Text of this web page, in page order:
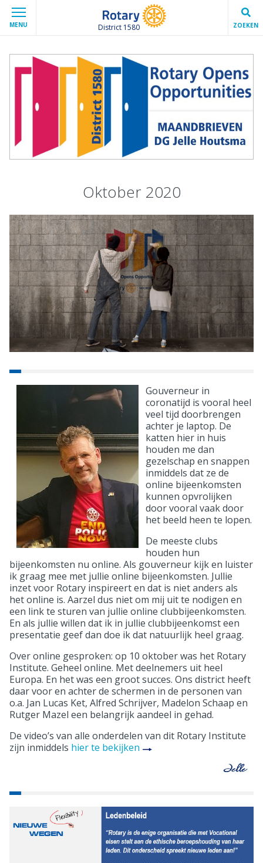
MENU District 1580 ZOEKEN
Oktober 2020
Gouverneur in
coronatijd is vooral heel
veel tijd doorbrengen
achter je laptop. De
katten hier in huis
houden me dan
gezelschap en snappen
inmiddels dat ze de
online bijeenkomsten
kunnen opvrolijken
door vooral vaak door
het beeld heen te lopen.
De meeste clubs
houden hun
bijeenkomsten nu online. Als gouverneur kijk en luister
ik graag mee met jullie online bijeenkomsten. Jullie
inzet voor Rotary inspireert en dat is niet anders als
het online is. Aarzel dus niet om mij uit te nodigen en
een link te sturen van jullie online clubbijeenkomsten.
En als jullie willen dat ik in jullie clubbijeenkomst een
presentatie geef dan doe ik dat natuurlijk heel graag.
Over online gesproken: op 10 oktober was het Rotary
Institute. Geheel online. Met deelnemers uit heel
Europa. En het was een groot succes. Ons district heeft
daar voor en achter de schermen in de personen van
o.a. Jan Lucas Ket, Alfred Schrijver, Madelon Schaap en
Rutger Mazel een belangrijk aandeel in gehad.
De video’s van alle onderdelen van dit Rotary Institute
zijn inmiddels hier te bekijken